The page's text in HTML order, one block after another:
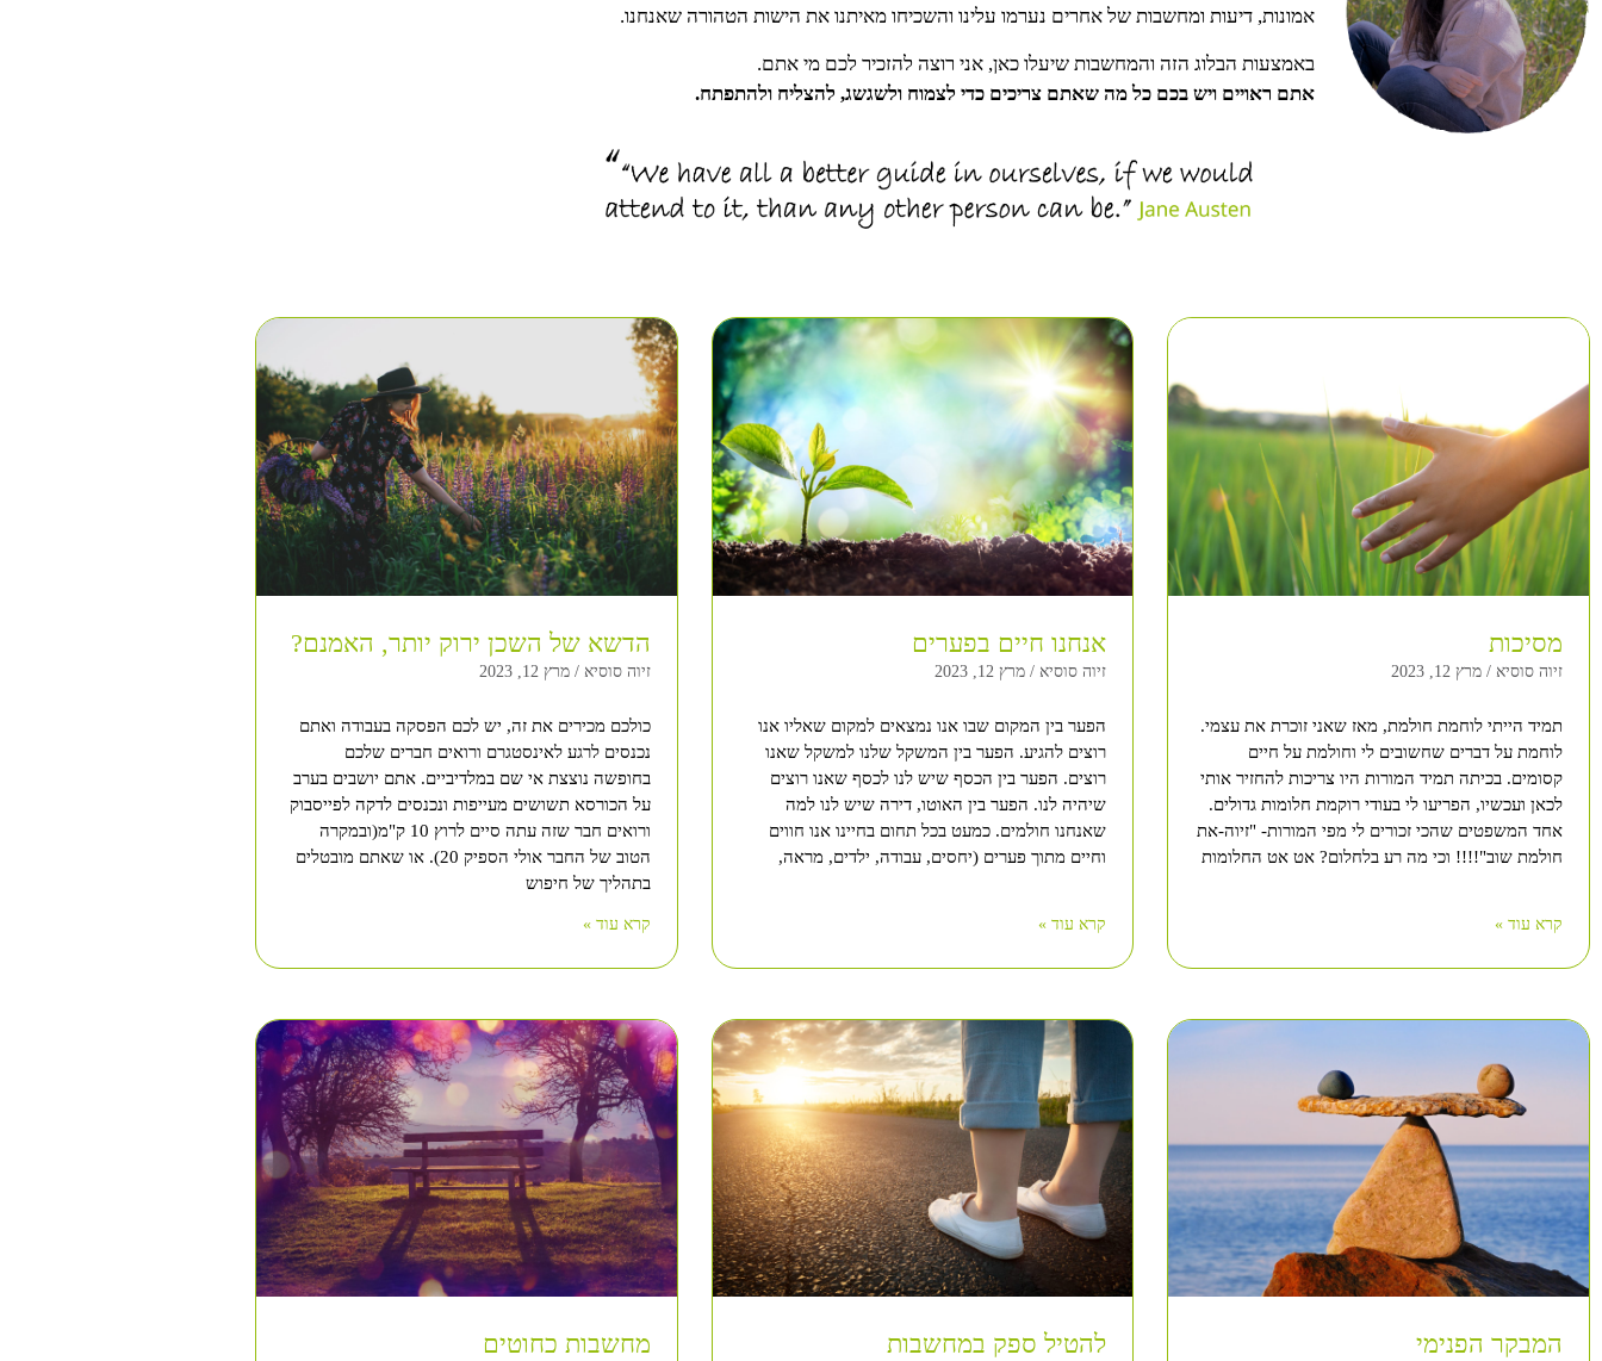
אמונות, דיעות ומחשבות של אחרים נערמו עלינו והשכיחו מאיתנו את הישות הטהורה שאנחנו.
באמצעות הבלוג הזה והמחשבות שיעלו כאן, אני רוצה להזכיר לכם מי אתם.
אתם ראויים ויש בכם כל מה שאתם צריכים כדי לצמוח ולשגשג, להצליח ולהתפתח.
מסיכות
זיוה סוסיא מרץ 12, 2023
תמיד הייתי לוחמת חולמת, מאז שאני זוכרת את עצמי.
לוחמת על דברים שחשובים לי וחולמת על חיים
קסומים. בכיתה תמיד המורות היו צריכות להחזיר אותי
לכאן ועכשיו, הפריעו לי בעודי רוקמת חלומות גדולים.
אחד המשפטים שהכי זכורים לי מפי המורות- "זיוה-את
חולמת שוב"!!!! וכי מה רע בלחלום? אט אט החלומות
קרא עוד »
אנחנו חיים בפערים
זיוה סוסיא מרץ 12, 2023
הפער בין המקום שבו אנו נמצאים למקום שאליו אנו
רוצים להגיע. הפער בין המשקל שלנו למשקל שאנו
רוצים. הפער בין הכסף שיש לנו לכסף שאנו רוצים
שיהיה לנו. הפער בין האוטו, דירה שיש לנו למה
שאנחנו חולמים. כמעט בכל תחום בחיינו אנו חווים
וחיים מתוך פערים (יחסים, עבודה, ילדים, מראה,
קרא עוד »
הדשא של השכן ירוק יותר, האמנם?
זיוה סוסיא מרץ 12, 2023
כולכם מכירים את זה, יש לכם הפסקה בעבודה ואתם
נכנסים לרגע לאינסטגרם ורואים חברים שלכם
בחופשה נוצצת אי שם במלדיביים. אתם יושבים בערב
על הכורסא תשושים מעייפות ונכנסים לדקה לפייסבוק
ורואים חבר שזה עתה סיים לרוץ 10 ק"מ(ובמקרה
הטוב של החבר אולי הספיק 20). או שאתם מובטלים
בתהליך של חיפוש
קרא עוד »
המבקר הפנימי להטיל ספק במחשבות מחשבות כחוטים